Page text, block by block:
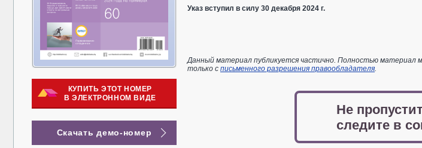
КУПИТЬ ЭТОТ НОМЕР
В ЭЛЕКТРОННОМ ВИДЕ
Скачать демо-номер
Указ вступил в силу 30 декабря 2024 г.
Данный материал публикуется частично. Полностью материал
только с письменного разрешения правообладателя.
Не
следите в